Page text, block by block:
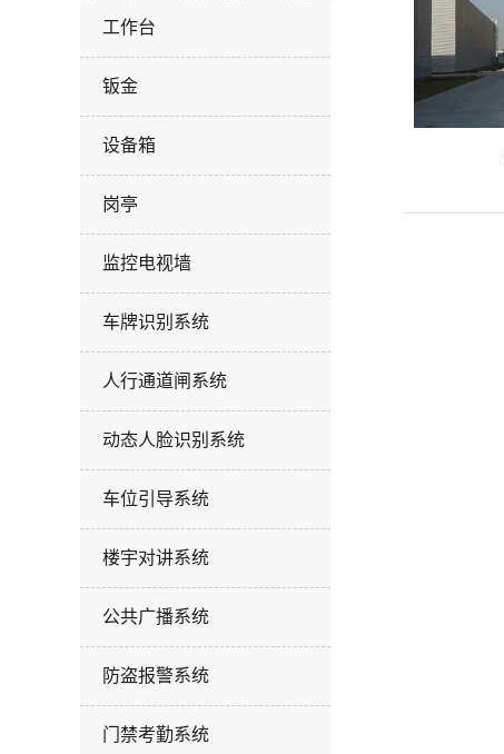
工作台
钣金
设备箱
岗亭
监控电视墙
车牌识别系统
人行通道闸系统
动态人脸识别系统
车位引导系统
楼宇对讲系统
公共广播系统
防盗报警系统
门禁考勤系统